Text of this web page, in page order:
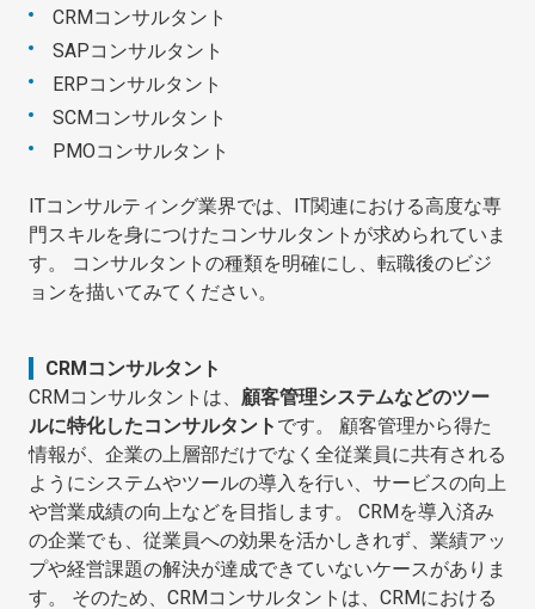
CRMコンサルタント
SAPコンサルタント
ERPコンサルタント
SCMコンサルタント
PMOコンサルタント
ITコンサルティング業界では、IT関連における高度な専
門スキルを身につけたコンサルタントが求められていま
す。 コンサルタントの種類を明確にし、転職後のビジ
ョンを描いてみてください。
CRMコンサルタント
CRMコンサルタントは、 顧客管理システムなどのツー
ルに特化したコンサルタント です。 顧客管理から得た
情報が、企業の上層部だけでなく全従業員に共有される
ようにシステムやツールの導入を行い、サービスの向上
や営業成績の向上などを目指します。 CRMを導入済み
の企業でも、従業員への効果を活かしきれず、業績アッ
プや経営課題の解決が達成できていないケースがありま
す。 そのため、CRMコンサルタントは、CRMにおける